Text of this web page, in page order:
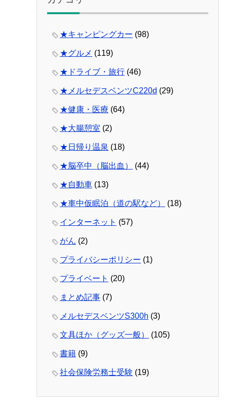
★キャンピングカー (98)
★グルメ (119)
★ドライブ・旅行 (46)
★メルセデスベンツC220d (29)
★健康・医療 (64)
★大腸憩室 (2)
★日帰り温泉 (18)
★脳卒中（脳出血） (44)
★自動車 (13)
★車中仮眠泊（道の駅など） (18)
インターネット (57)
がん (2)
プライバシーポリシー (1)
プライベート (20)
まとめ記事 (7)
メルセデスベンツS300h (3)
文具ほか（グッズ一般） (105)
書籍 (9)
社会保険労務士受験 (19)